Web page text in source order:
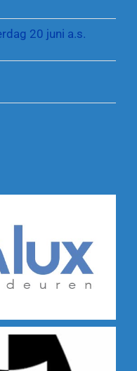
20 juni a.s.